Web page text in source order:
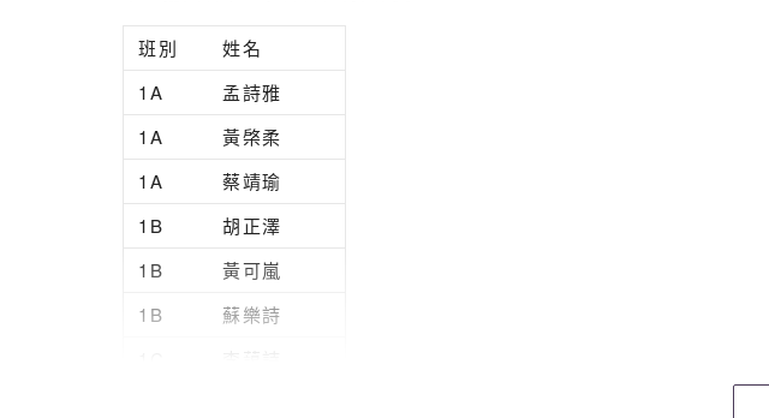
班別
姓名
1A
孟詩雅
1A
黃棨柔
1A
蔡靖瑜
1B
胡正澤
1B
黃可嵐
1B
蘇樂詩